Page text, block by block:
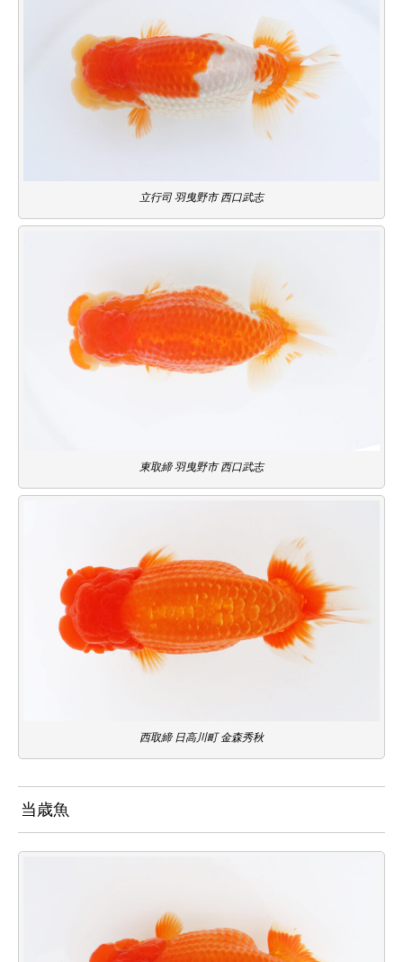
立行司 羽曳野市 西口武志
東取締 羽曳野市 西口武志
西取締 日高川町 金森秀秋
当歳魚